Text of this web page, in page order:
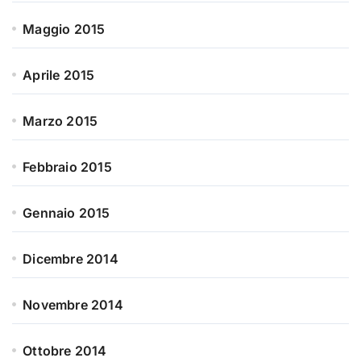
Maggio 2015
Aprile 2015
Marzo 2015
Febbraio 2015
Gennaio 2015
Dicembre 2014
Novembre 2014
Ottobre 2014